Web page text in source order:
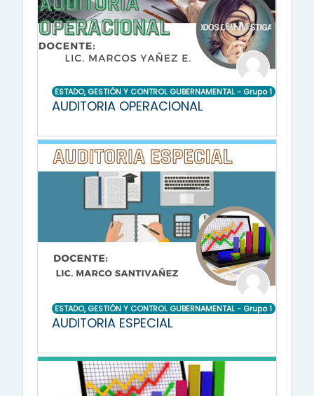
ESTADO, GESTIÓN Y CONTROL GUBERNAMENTAL - Grupo 1
AUDITORIA OPERACIONAL
ESTADO, GESTIÓN Y CONTROL GUBERNAMENTAL - Grupo 1
AUDITORIA ESPECIAL